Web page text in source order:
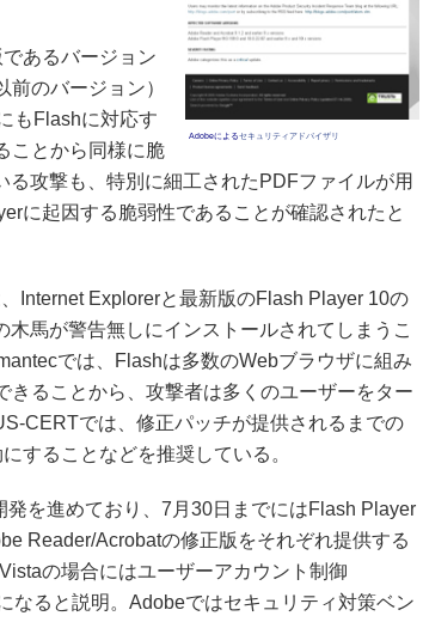
Adobeによるセキュリティアドバイザリ
あるバージョン
のバージョン）
もFlashに対応す
ことから同様に脆
攻撃も、特別に細工されたPDFファイルが用
に起因する脆弱性であることが確認されたと
Internet Explorerと最新版のFlash Player 10の
馬が警告無しにインストールされてしまうこ
では、Flashは多数のWebブラウザに組み
きることから、攻撃者は多くのユーザーをター
CERTでは、修正パッチが提供されるまでの
することなどを推奨している。
を進めており、7月30日までにはFlash Player
Reader/Acrobatの修正版をそれぞれ提供する
の場合にはユーザーアカウント制御
なると説明。Adobeではセキュリティ対策ベン